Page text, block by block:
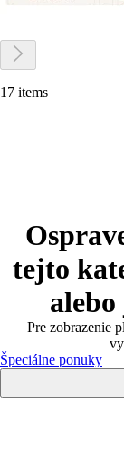
17 items
tejto
Pre zobrazenie
Špeciálne ponuky